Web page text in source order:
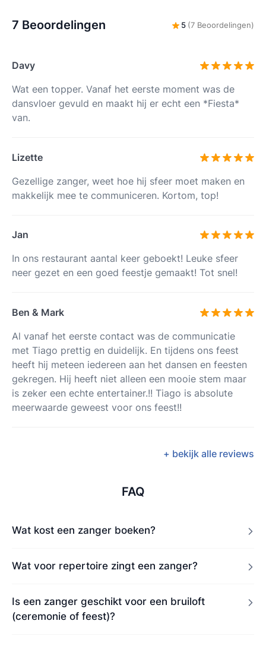
7 Beoordelingen 5 (7 Beoordelingen)
Davy
Wat een topper. Vanaf het eerste moment was de
dansvloer gevuld en maakt hij er echt een *Fiesta*
van.
Lizette
Gezellige zanger, weet hoe hij sfeer moet maken en
makkelijk mee te communiceren. Kortom, top!
Jan
In ons restaurant aantal keer geboekt! Leuke sfeer
neer gezet en een goed feestje gemaakt! Tot snel!
Ben & Mark
Al vanaf het eerste contact was de communicatie
met Tiago prettig en duidelijk. En tijdens ons feest
heeft hij meteen iedereen aan het dansen en feesten
gekregen. Hij heeft niet alleen een mooie stem maar
is zeker een echte entertainer.!! Tiago is absolute
meerwaarde geweest voor ons feest!!
+ bekijk alle reviews
FAQ
Wat kost een zanger boeken?
Wat voor repertoire zingt een zanger?
Is een zanger geschikt voor een bruiloft
(ceremonie of feest)?